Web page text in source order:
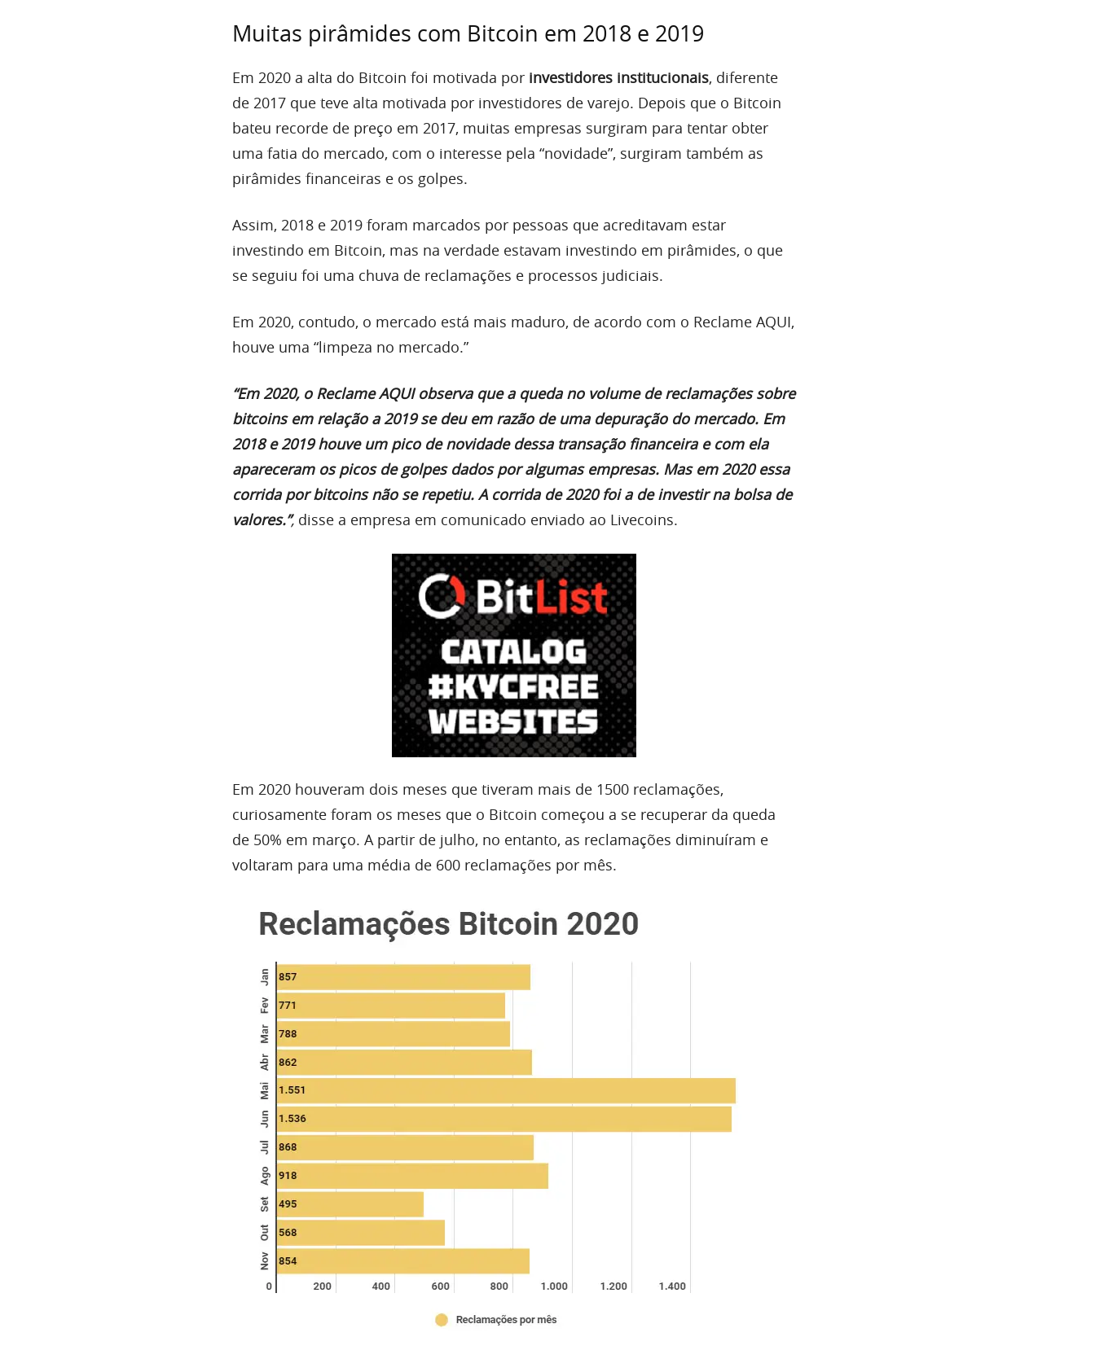
Muitas pirâmides com Bitcoin em 2018 e 2019
Em 2020 a alta do Bitcoin foi motivada por investidores institucionais, diferente
de 2017 que teve alta motivada por investidores de varejo. Depois que o Bitcoin
bateu recorde de preço em 2017, muitas empresas surgiram para tentar obter
uma fatia do mercado, com o interesse pela “novidade”, surgiram também as
pirâmides financeiras e os golpes.
Assim, 2018 e 2019 foram marcados por pessoas que acreditavam estar
investindo em Bitcoin, mas na verdade estavam investindo em pirâmides, o que
se seguiu foi uma chuva de reclamações e processos judiciais.
Em 2020, contudo, o mercado está mais maduro, de acordo com o Reclame AQUI,
houve uma “limpeza no mercado.”
“Em 2020, o Reclame AQUIobserva que a queda no volume de reclamações sobre
bitcoins em relação a 2019 se deu em razão de uma depuração do mercado. Em
2018 e 2019 houve um pico de novidade dessa transação financeira e com ela
apareceram os picos de golpes dados por algumas empresas. Mas em 2020 essa
corrida por bitcoins não se repetiu. A corrida de 2020 foi a de investir na bolsa de
valores.”, disse a empresa em comunicado enviado ao Livecoins.
Em 2020 houveram dois meses que tiveram mais de 1500 reclamações,
curiosamente foram os meses que o Bitcoin começou a se recuperar da queda
de 50% em março. A partir de julho, no entanto, as reclamações diminuíram e
voltaram para uma média de 600 reclamações por mês.